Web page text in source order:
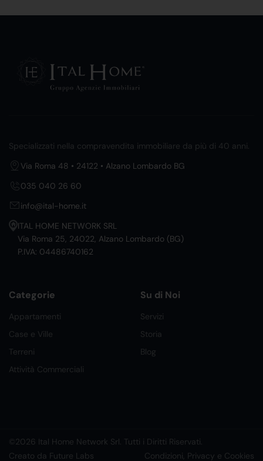
Specializzati nella compravendita immobiliare da più di 40 anni.
Via Roma 48 • 24122 • Alzano Lombardo BG
035 040 26 60
info@ital-home.it
ITAL HOME NETWORK SRL
Via Roma 25, 24022, Alzano Lombardo (BG)
P.IVA: 04486740162
Categorie
Appartamenti
Case e Ville
Terreni
Attività Commerciali
Su di Noi
Servizi
Storia
Blog
©2026 Ital Home Network Srl. Tutti i Diritti Riservati.
Creato da Future Labs
Condizioni, Privacy e Cookies